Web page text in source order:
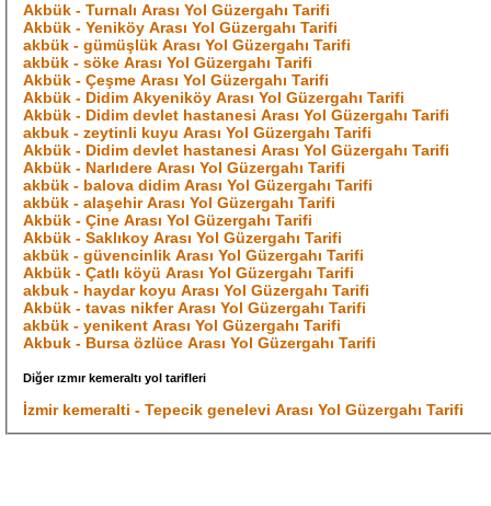
Akbük - Turnalı Arası Yol Güzergahı Tarifi
Akbük - Yeniköy Arası Yol Güzergahı Tarifi
akbük - gümüşlük Arası Yol Güzergahı Tarifi
akbük - söke Arası Yol Güzergahı Tarifi
Akbük - Çeşme Arası Yol Güzergahı Tarifi
Akbük - Didim Akyeniköy Arası Yol Güzergahı Tarifi
Akbük - Didim devlet hastanesi Arası Yol Güzergahı Tarifi
akbuk - zeytinli kuyu Arası Yol Güzergahı Tarifi
Akbük - Didim devlet hastanesi Arası Yol Güzergahı Tarifi
Akbük - Narlıdere Arası Yol Güzergahı Tarifi
akbük - balova didim Arası Yol Güzergahı Tarifi
akbük - alaşehir Arası Yol Güzergahı Tarifi
Akbük - Çine Arası Yol Güzergahı Tarifi
Akbük - Saklıkoy Arası Yol Güzergahı Tarifi
akbük - güvencinlik Arası Yol Güzergahı Tarifi
Akbük - Çatlı köyü Arası Yol Güzergahı Tarifi
akbuk - haydar koyu Arası Yol Güzergahı Tarifi
Akbük - tavas nikfer Arası Yol Güzergahı Tarifi
akbük - yenikent Arası Yol Güzergahı Tarifi
Akbuk - Bursa özlüce Arası Yol Güzergahı Tarifi
Diğer ızmır kemeraltı yol tarifleri
İzmir kemeralti - Tepecik genelevi Arası Yol Güzergahı Tarifi